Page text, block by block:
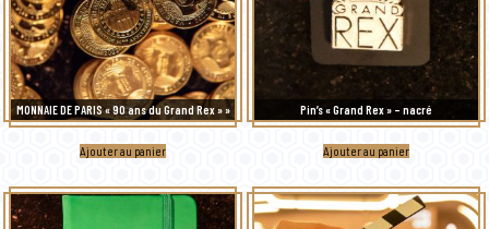
MONNAIE DE PARIS « 90 ans du Grand Rex » »
Ajouter au panier
Pin’s « Grand Rex » – nacré
Ajouter au panier